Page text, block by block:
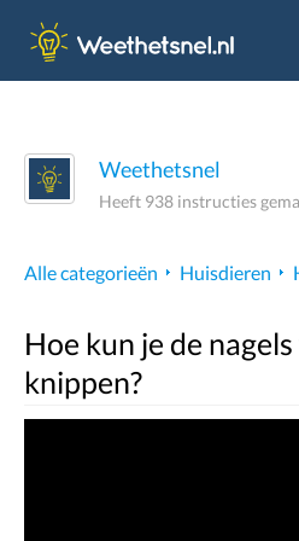
Weethetsnel
Heeft 938 instructies
Alle categorieën Huisdieren
Hoe kun je de
knippen?